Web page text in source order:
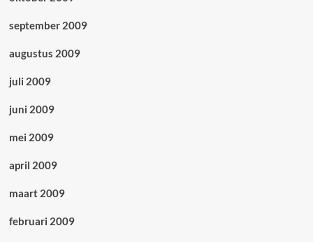
september 2009
augustus 2009
juli 2009
juni 2009
mei 2009
april 2009
maart 2009
februari 2009